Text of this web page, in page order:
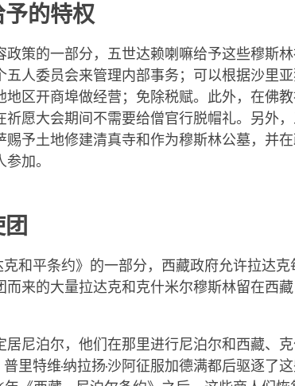
的特权
政策的一部分，五世达赖喇嘛给予这些穆斯
五人委员会来管理内部事务；可以根据沙里
地区开商埠做经营；免除税赋。此外，在佛
祈愿大会期间不需要给僧官行脱帽礼。另外
赐予土地修建清真寺和作为穆斯林公墓，并
加。
克和平条约》的一部分，西藏政府允许拉达
而来的大量拉达克和克什米尔穆斯林留在西
居尼泊尔，他们在那里进行尼泊尔和西藏、
里特维·纳拉扬·沙阿征服加德满都后驱逐了